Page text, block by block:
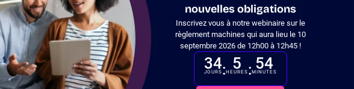
les réglementations. Personnalisez vos préférences pour contrôler la manière
aux personnes en
nouvelles obligations
Inscrivez vous à notre webinaire sur le
règlement machines qui aura lieu le 10
septembre 2026 de 12h00 à 12h45 !
34
JOURS: 5
HEURES : 54
MINUTES